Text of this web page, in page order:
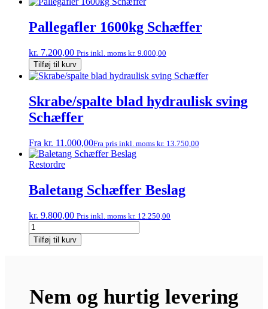
varianter.
på
Pallegafler 1600kg Schæffer
kr. 7.200,00 Pris inkl. moms kr. 9.000,00
Pallegafler
1600kg
antal
Tilføj til kurv
Skrabe/spalte blad hydraulisk sving
Schæffer
Fra kr. 11.000,00Fra pris inkl. moms kr. 13.750,00
Restordre
Baletang Schæffer Beslag
kr. 9.800,00 Pris inkl. moms kr. 12.250,00
Baletang
Schæffer
Beslag
Tilføj til kurv
Nem og hurtig levering